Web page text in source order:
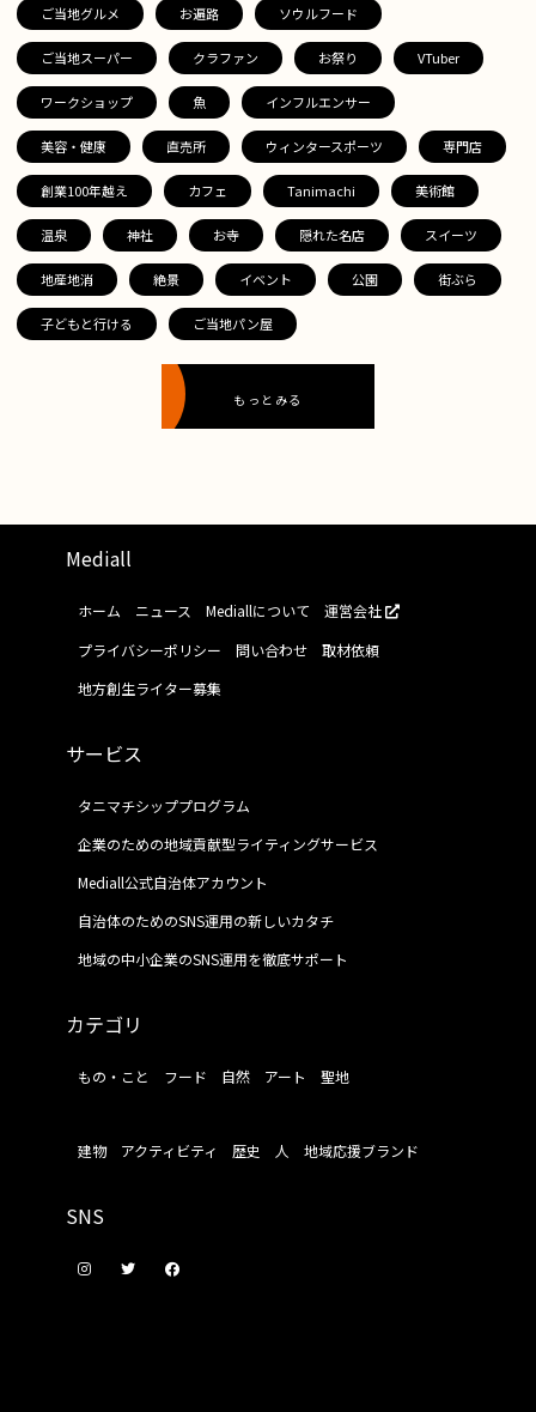
ご当地グルメ お遍路 ソウルフード
ご当地スーパー クラファン お祭り VTuber
ワークショップ 魚 インフルエンサー
美容・健康 直売所 ウィンタースポーツ 専門店
創業100年越え カフェ Tanimachi 美術館
温泉 神社 お寺 隠れた名店 スイーツ
地産地消 絶景 イベント 公園 街ぶら
子どもと行ける ご当地パン屋
もっとみる
Mediall
ホーム ニュース Mediallについて
運営会社
プライバシーポリシー
問い合わせ
取材依頼
地方創生ライター募集
サービス
タニマチシッププログラム
企業のための地域貢献型ライティングサービス
Mediall公式自治体アカウント
自治体のためのSNS運用の新しいカタチ
地域の中小企業のSNS運用を徹底サポート
カテゴリ
もの・こと フード 自然 アート 聖地
建物 アクティビティ 歴史 人 地域応援ブランド
SNS